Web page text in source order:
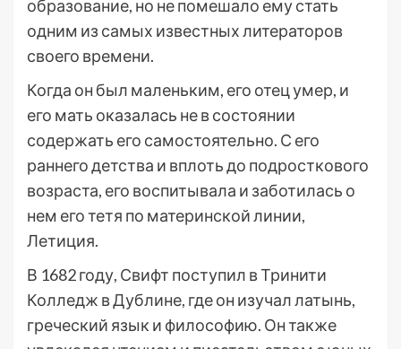
образование, но не помешало ему стать
одним из самых известных литераторов
своего времени.
Когда он был маленьким, его отец умер, и
его мать оказалась не в состоянии
содержать его самостоятельно. С его
раннего детства и вплоть до подросткового
возраста, его воспитывала и заботилась о
нем его тетя по материнской линии,
Летиция.
В 1682 году, Свифт поступил в Тринити
Колледж в Дублине, где он изучал латынь,
греческий язык и философию. Он также